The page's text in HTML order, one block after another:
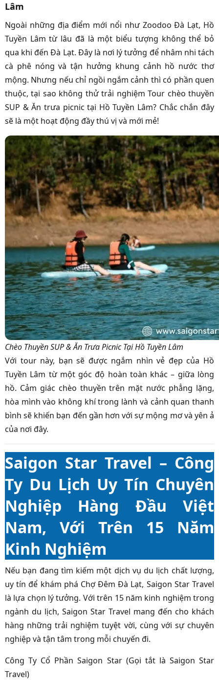
Lâm
Ngoài những địa điểm mới nổi như Zoodoo Đà Lạt, Hồ
Tuyền Lâm từ lâu đã là một biểu tượng không thể bỏ
qua khi đến Đà Lạt. Đây là nơi lý tưởng để nhâm nhi tách
cà phê nóng và tận hưởng khung cảnh hồ nước thơ
mộng. Nhưng nếu chỉ ngồi ngắm cảnh thì có phần quen
thuộc, tại sao không thử trải nghiệm Tour chèo thuyền
SUP & Ăn trưa picnic tại Hồ Tuyền Lâm? Chắc chắn đây
sẽ là một hoạt động đầy thú vị và mới mẻ!
Chèo Thuyền SUP & Ăn Trưa Picnic Tại Hồ Tuyền Lâm
Với tour này, bạn sẽ được ngắm nhìn vẻ đẹp của Hồ
Tuyền Lâm từ một góc độ hoàn toàn khác – giữa lòng
hồ. Cảm giác chèo thuyền trên mặt nước phẳng lặng,
hòa mình vào không khí trong lành và cảnh quan thanh
bình sẽ khiến bạn đến gần hơn với sự mộng mơ và yên ả
của nơi đây.
Saigon Star Travel – Công
Ty Du Lịch Uy Tín Chuyên
Nghiệp Hàng Đầu Việt
Nam, Với Trên 15 Năm
Kinh Nghiệm
Nếu bạn đang tìm kiếm một dịch vụ du lịch chất lượng,
uy tín để khám phá Chợ Đêm Đà Lạt, Saigon Star Travel
là lựa chọn lý tưởng. Với trên 15 năm kinh nghiệm trong
ngành du lịch, Saigon Star Travel mang đến cho khách
hàng những trải nghiệm tuyệt vời, cùng với sự chuyên
nghiệp và tận tâm trong mỗi chuyến đi.
Công Ty Cổ Phần Saigon Star (Gọi tắt là Saigon Star
Travel)